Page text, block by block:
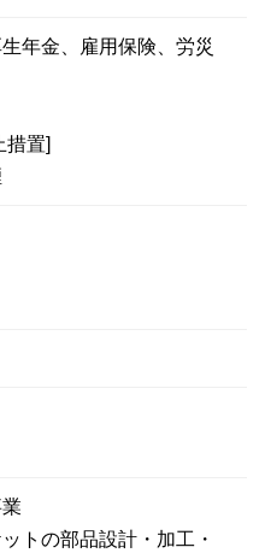
年金、雇用保険、労災
措置]
トの部品設計・加工・